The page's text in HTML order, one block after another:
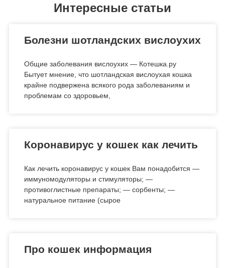
Интересные статьи
Болезни шотландских вислоухих
Общие заболевания вислоухих — Котешка.ру
Бытует мнение, что шотландская вислоухая кошка
крайне подвержена всякого рода заболеваниям и
проблемам со здоровьем,
Коронавирус у кошек как лечить
Как лечить коронавирус у кошек Вам понадобится —
иммуномодуляторы и стимуляторы; —
противоглистные препараты; — сорбенты; —
натуральное питание (сырое
Про кошек информация